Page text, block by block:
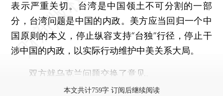
表示严重关切。台湾是中国领土不可分割的一部
分，台湾问题是中国的内政。美方应当回归一个中
国原则的本义，停止纵容支持“台独”行径，停止干
涉中国的内政，以实际行动维护中美关系大局。
双方就乌克兰问题交换了意见。
本文共计759字 订阅后继续阅读